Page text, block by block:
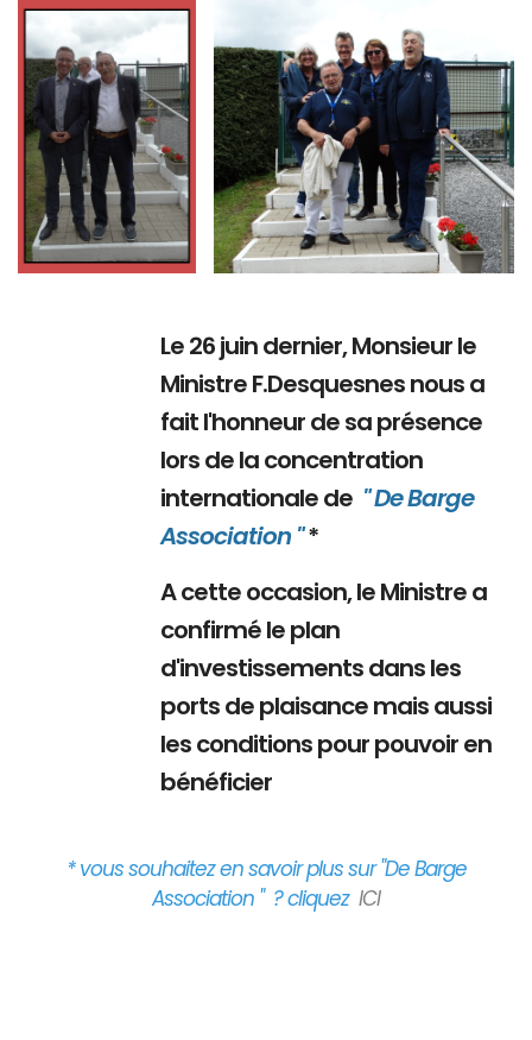
Branding
ARMCHAIR ARMCHAIR
Le 26 juin dernier, Monsieur le
Ministre F.Desquesnes nous a
fait l'honneur de sa présence
lors de la concentration
internationale de " De Barge
Association "*
A cette occasion, le Ministre a
confirmé le plan
d'investissements dans les
ports de plaisance mais aussi
les conditions pour pouvoir en
bénéficier
* vous souhaitez en savoir plus sur "De Barge
Association " ? cliquez ICI